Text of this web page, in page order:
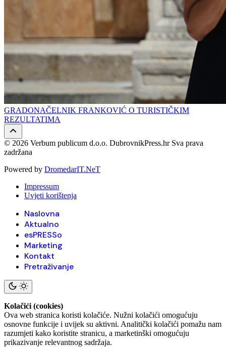
GRADONAČELNIK FRANKOVIĆ O TURISTIČKIM
REZULTATIMA
© 2026 Verbum publicum d.o.o. DubrovnikPress.hr Sva prava
zadržana
Powered by DromedarIT.NeT
Impressum
Uvjeti korištenja
Naslovna
Aktualno
esPRESSo
Marketing
Kontakt
Pretraživanje
Kolačići (cookies)
Ova web stranica koristi kolačiće. Nužni kolačići omogućuju
osnovne funkcije i uvijek su aktivni. Analitički kolačići pomažu nam
razumjeti kako koristite stranicu, a marketinški omogućuju
prikazivanje relevantnog sadržaja.